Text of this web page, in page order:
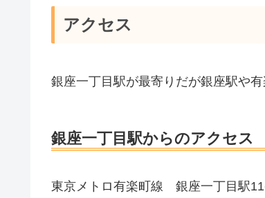
アクセス
銀座一丁目駅が最寄りだが銀座駅や
銀座一丁目駅からのアクセス
東京メトロ有楽町線 銀座一丁目駅11